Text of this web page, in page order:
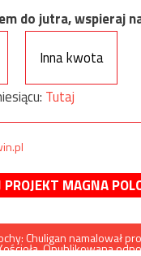
do jutra, wspieraj
Inna kwota
Tutaj
MAGNA
Chuligan namalował
Opublikowana